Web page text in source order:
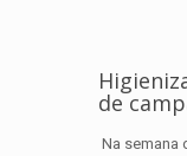
de
Na semana